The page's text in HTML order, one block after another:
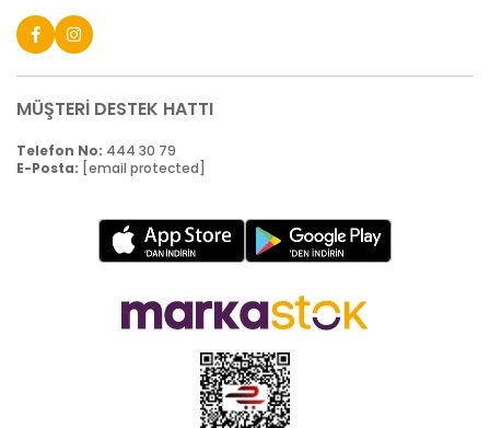
MÜŞTERİ DESTEK HATTI
Telefon No: 444 30 79
E-Posta: [email protected]